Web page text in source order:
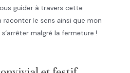
guider à travers cette
le sens ainsi que mon
malgré la fermeture !